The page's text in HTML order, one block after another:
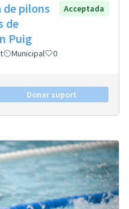
de pilons
de
Puig
Acceptada
Municipal 0
Donar suport